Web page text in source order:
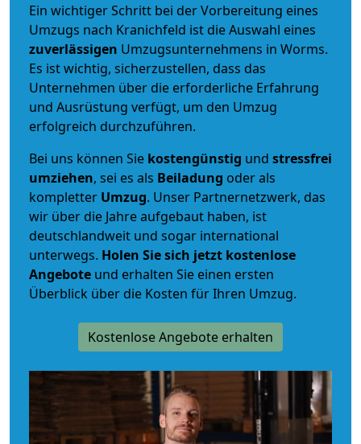
Ein wichtiger Schritt bei der Vorbereitung eines
Umzugs nach Kranichfeld ist die Auswahl eines
zuverlässigen Umzugsunternehmens in Worms.
Es ist wichtig, sicherzustellen, dass das
Unternehmen über die erforderliche Erfahrung
und Ausrüstung verfügt, um den Umzug
erfolgreich durchzuführen.
Bei uns können Sie kostengünstig und stressfrei
umziehen, sei es als Beiladung oder als
kompletter Umzug. Unser Partnernetzwerk, das
wir über die Jahre aufgebaut haben, ist
deutschlandweit und sogar international
unterwegs. Holen Sie sich jetzt kostenlose
Angebote und erhalten Sie einen ersten
Überblick über die Kosten für Ihren Umzug.
Kostenlose Angebote erhalten